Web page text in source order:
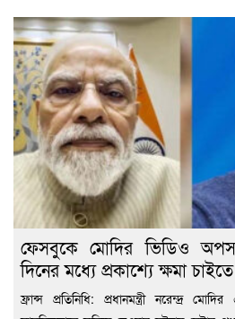
ফেসবুকে মোদির ভিডিও
দিনের মধ্যে প্রকাশ্যে ক্ষমা
ফ্রান্স প্রতিনিধি: প্রধানমন্ত্রী নরেন্দ্র